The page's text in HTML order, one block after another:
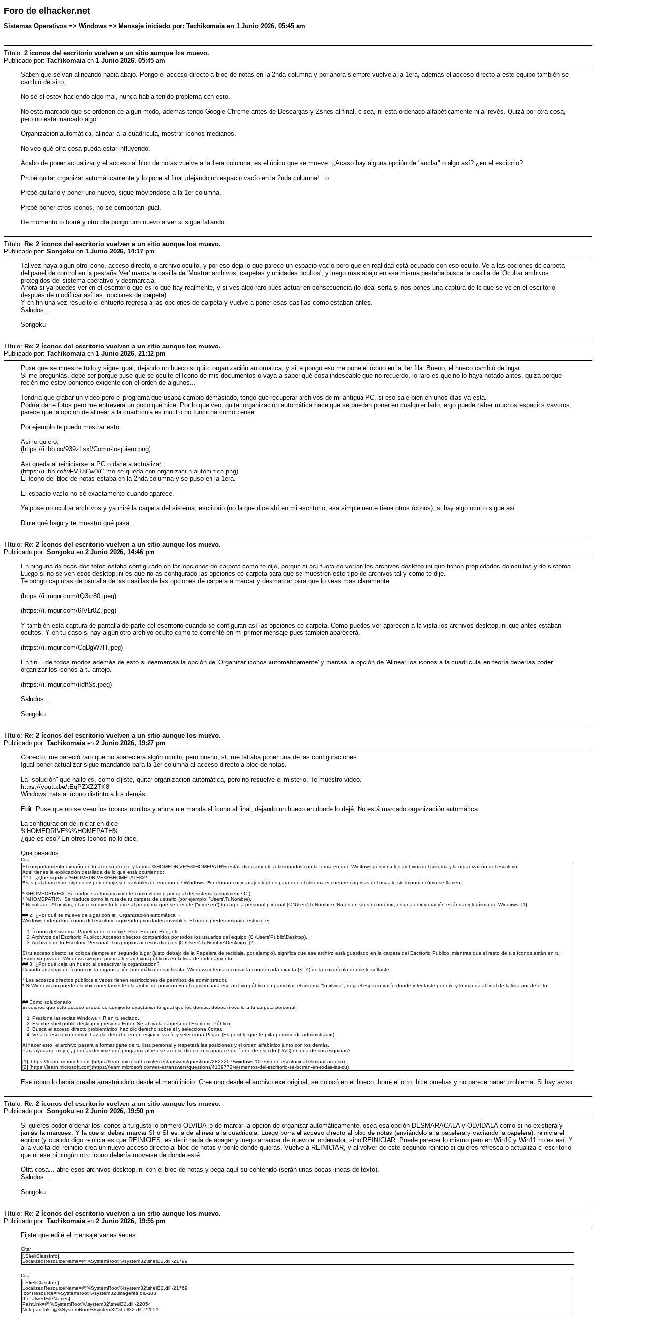
Foro de elhacker.net
Sistemas Operativos => Windows => Mensaje iniciado por: Tachikomaia en 1 Junio 2026, 05:45 am
Título: 2 íconos del escritorio vuelven a un sitio aunque los muevo.
Publicado por: Tachikomaia en 1 Junio 2026, 05:45 am
Saben que se van alineando hacia abajo. Pongo el acceso directo a bloc de notas en la 2nda columna y por ahora siempre vuelve a la 1era, además el acceso directo a este equipo también se
cambió de sitio.
No sé si estoy haciendo algo mal, nunca había tenido problema con esto.
No está marcado que se ordenen de algún modo, además tengo Google Chrome antes de Descargas y Zsnes al final, o sea, ni está ordenado alfabéticamente ni al revés. Quizá por otra cosa,
pero no está marcado algo.
Organización automática, alinear a la cuadrícula, mostrar íconos medianos.
No veo qué otra cosa pueda estar influyendo.
Acabo de poner actualizar y el acceso al bloc de notas vuelve a la 1era columna, es el único que se mueve. ¿Acaso hay alguna opción de "anclar" o algo así? ¿en el escitorio?
Probé quitar organizar automáticamente y lo pone al final ¡dejando un espacio vacío en la 2nda columna! :o
Probé quitarlo y poner uno nuevo, sigue moviéndose a la 1er columna.
Probé poner otros íconos, no se comportan igual.
De momento lo borré y otro día pongo uno nuevo a ver si sigue fallando.
Título: Re: 2 íconos del escritorio vuelven a un sitio aunque los muevo.
Publicado por: Songoku en 1 Junio 2026, 14:17 pm
Tal vez haya algún otro icono, acceso directo, o archivo oculto, y por eso deja lo que parece un espacio vacío pero que en realidad está ocupado con eso oculto. Ve a las opciones de carpeta
del panel de control en la pestaña 'Ver' marca la casilla de 'Mostrar archivos, carpetas y unidades ocultos', y luego mas abajo en esa misma pestaña busca la casilla de 'Ocultar archivos
protegidos del sistema operativo' y desmarcala.
Ahora si ya puedes ver en el escritorio que es lo que hay realmente, y si ves algo raro pues actuar en consecuencia (lo ideal sería si nos pones una captura de lo que se ve en el escritorio
después de modificar así las opciones de carpeta).
Y en fin una vez resuelto el entuerto regresa a las opciones de carpeta y vuelve a poner esas casillas como estaban antes.
Saludos...
Songoku
Título: Re: 2 íconos del escritorio vuelven a un sitio aunque los muevo.
Publicado por: Tachikomaia en 1 Junio 2026, 21:12 pm
Puse que se muestre todo y sigue igual, dejando un hueco si quito organización automática, y si le pongo eso me pone el ícono en la 1er fila. Bueno, el hueco cambió de lugar.
Si me preguntas, debe ser porque puse que se oculte el ícono de mis documentos o vaya a saber qué cosa indeseable que no recuerdo, lo raro es que no lo haya notado antes, quizá porque
recién me estoy poniendo exigente con el orden de algunos...
Tendría que grabar un video pero el programa que usaba cambió demasiado, tengo que recuperar archivos de mi antigua PC, si eso sale bien en unos días ya está.
Podría darte fotos pero me entrevera un poco qué hice. Por lo que veo, quitar organización automática hace que se puedan poner en cualquier lado, ergo puede haber muchos espacios vavcíos,
parece que la opción de alinear a la cuadrícula es inútil o no funciona como pensé.
Por ejemplo te puedo mostrar esto:
Así lo quiero:
(https://i.ibb.co/939zLsxf/Como-lo-quiero.png)
Así queda al reiniciarse la PC o darle a actualizar:
(https://i.ibb.co/wFVT8Cw0/C-mo-se-queda-con-organizaci-n-autom-tica.png)
El ícono del bloc de notas estaba en la 2nda columna y se puso en la 1era.
El espacio vacío no sé exactamente cuando aparece.
Ya puse no ocultar archiivos y ya miré la carpeta del sistema, escritorio (no la que dice ahí en mi escritorio, esa simplemente tiene otros íconos), si hay algo oculto sigue así.
Dime qué hago y te muestro qué pasa.
Título: Re: 2 íconos del escritorio vuelven a un sitio aunque los muevo.
Publicado por: Songoku en 2 Junio 2026, 14:46 pm
En ninguna de esas dos fotos estaba configurado en las opciones de carpeta como te dije, porque si así fuera se verían los archivos desktop.ini que tienen propiedades de ocultos y de sistema.
Luego si no se ven esos desktop.ini es que no as configurado las opciones de carpeta para que se muestren este tipo de archivos tal y como te dije.
Te pongo capturas de pantalla de las casillas de las opciones de carpeta a marcar y desmarcar para que lo veas mas claramente.
(https://i.imgur.com/tQ3xr80.jpeg)
(https://i.imgur.com/6IVLr0Z.jpeg)
Y también esta captura de pantalla de parte del escritorio cuando se configuran así las opciones de carpeta. Como puedes ver aparecen a la vista los archivos desktop.ini que antes estaban
ocultos. Y en tu caso si hay algún otro archivo oculto como te comenté en mi primer mensaje pues también aparecerá.
(https://i.imgur.com/CqDgW7H.jpeg)
En fin... de todos modos además de esto si desmarcas la opción de 'Organizar iconos automáticamente' y marcas la opción de 'Alinear los iconos a la cuadricula' en teoría deberías poder
organizar los iconos a tu antojo.
(https://i.imgur.com/iIdlfSs.jpeg)
Saludos...
Songoku
Título: Re: 2 íconos del escritorio vuelven a un sitio aunque los muevo.
Publicado por: Tachikomaia en 2 Junio 2026, 19:27 pm
Correcto, me pareció raro que no apareciera algún oculto, pero bueno, sí, me faltaba poner una de las configuraciones.
Igual poner actualizar sigue mandando para la 1er columna al acceso directo a bloc de notas.
La "solución" que hallé es, como dijiste, quitar organización automática, pero no resuelve el misterio. Te muestro video.
https://youtu.be/tEqPZXZ2TK8
Windows trata al ícono distinto a los demás.
Edit: Puse que no se vean los íconos ocultos y ahora me manda al ícono al final, dejando un hueco en donde lo dejé. No está marcado organización automática.
La configuración de iniciar en dice
%HOMEDRIVE%%HOMEPATH%
¿qué es eso? En otros íconos no lo dice.
Qué pesados:
Citar
El comportamiento extraño de tu acceso directo y la ruta %HOMEDRIVE%%HOMEPATH% están directamente relacionados con la forma en que Windows gestiona los archivos del sistema y la organización del escritorio.
Aquí tienes la explicación detallada de lo que está ocurriendo:
## 1. ¿Qué significa %HOMEDRIVE%%HOMEPATH%?
Esas palabras entre signos de porcentaje son variables de entorno de Windows. Funcionan como atajos lógicos para que el sistema encuentre carpetas del usuario sin importar cómo se llamen.
* %HOMEDRIVE%: Se traduce automáticamente como el disco principal del sistema (usualmente C:).
* %HOMEPATH%: Se traduce como la ruta de tu carpeta de usuario (por ejemplo, \Users\TuNombre).
* Resultado: Al unirlas, el acceso directo le dice al programa que se ejecute (“inicie en”) tu carpeta personal principal (C:\Users\TuNombre). No es un virus ni un error; es una configuración estándar y legítima de Windows. [1]
## 2. ¿Por qué se mueve de lugar con la "Organización automática"?
Windows ordena los íconos del escritorio siguiendo prioridades invisibles. El orden predeterminado estricto es:
1. Íconos del sistema: Papelera de reciclaje, Este Equipo, Red, etc.
2. Archivos del Escritorio Público: Accesos directos compartidos por todos los usuarios del equipo (C:\Users\Public\Desktop).
3. Archivos de tu Escritorio Personal: Tus propios accesos directos (C:\Users\TuNombre\Desktop). [2]
Si tu acceso directo se coloca siempre en segundo lugar (justo debajo de la Papelera de reciclaje, por ejemplo), significa que ese archivo está guardado en la carpeta del Escritorio Público, mientras que el resto de tus íconos están en tu
escritorio privado. Windows siempre prioriza los archivos públicos en la lista de ordenamiento.
## 3. ¿Por qué deja un hueco al desactivar la organización?
Cuando arrastras un ícono con la organización automática desactivada, Windows intenta recordar la coordenada exacta (X, Y) de la cuadrícula donde lo soltaste.
* Los accesos directos públicos a veces tienen restricciones de permisos de administrador.
* Si Windows no puede escribir correctamente el cambio de posición en el registro para ese archivo público en particular, el sistema "lo olvida", deja el espacio vacío donde intentaste ponerlo y lo manda al final de la lista por defecto.
------------------------------
## Cómo solucionarlo
Si quieres que este acceso directo se comporte exactamente igual que los demás, debes moverlo a tu carpeta personal:
1. Presiona las teclas Windows + R en tu teclado.
2. Escribe shell:public desktop y presiona Enter. Se abrirá la carpeta del Escritorio Público.
3. Busca el acceso directo problemático, haz clic derecho sobre él y selecciona Cortar.
4. Ve a tu escritorio normal, haz clic derecho en un espacio vacío y selecciona Pegar. (Es posible que te pida permiso de administrador).
Al hacer esto, el archivo pasará a formar parte de tu lista personal y respetará las posiciones y el orden alfabético junto con los demás.
Para ayudarte mejor, ¿podrías decirme qué programa abre ese acceso directo o si aparece un ícono de escudo (UAC) en una de sus esquinas?
[1] [https://learn.microsoft.com](https://learn.microsoft.com/es-es/answers/questions/2823207/windows-10-error-de-escritorio-al-eliminar-acceso)
[2] [https://learn.microsoft.com](https://learn.microsoft.com/es-es/answers/questions/4139772/elementos-del-escritorio-se-borran-en-todas-las-cu)
Ese ícono lo había creaba arrastrándolo desde el menú inicio. Cree uno desde el archivo exe original, se colocó en el hueco, borré el otro, hice pruebas y no parece haber problema. Si hay aviso.
Título: Re: 2 íconos del escritorio vuelven a un sitio aunque los muevo.
Publicado por: Songoku en 2 Junio 2026, 19:50 pm
Si quieres poder ordenar los iconos a tu gusto lo primero OLVIDA lo de marcar la opción de organizar automáticamente, osea esa opción DESMARACALA y OLVÍDALA como si no existiera y
jamás la marques. Y la que si debes marcar SI o SI es la de alinear a la cuadricula. Luego borra el acceso directo al bloc de notas (enviándolo a la papelera y vaciando la papelera), reinicia el
equipo (y cuando digo reinicia es que REINICIES, es decir nada de apagar y luego arrancar de nuevo el ordenador, sino REINICIAR. Puede parecer lo mismo pero en Win10 y Win11 no es así. Y
a la vuelta del reinicio crea un nuevo acceso directo al bloc de notas y ponle donde quieras. Vuelve a REINICIAR, y al volver de este segundo reinicio si quieres refresca o actualiza el escritorio
que ni ese ni ningún otro icono debería moverse de donde esté.
Otra cosa... abre esos archivos desktop.ini con el bloc de notas y pega aquí su contenido (serán unas pocas lineas de texto).
Saludos...
Songoku
Título: Re: 2 íconos del escritorio vuelven a un sitio aunque los muevo.
Publicado por: Tachikomaia en 2 Junio 2026, 19:56 pm
Fijate que edité el mensaje varias veces.
Citar
[.ShellClassInfo]
LocalizedResourceName=@%SystemRoot%\system32\shell32.dll,-21799
Citar
[.ShellClassInfo]
LocalizedResourceName=@%SystemRoot%\system32\shell32.dll,-21769
IconResource=%SystemRoot%\system32\imageres.dll,-183
[LocalizedFileNames]
Paint.lnk=@%SystemRoot%\system32\shell32.dll,-22054
Notepad.lnk=@%SystemRoot%\system32\shell32.dll,-22051